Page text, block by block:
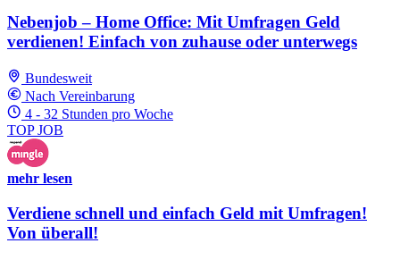
Nebenjob – Home Office: Mit Umfragen Geld
verdienen! Einfach von zuhause oder unterwegs
Bundesweit
Nach Vereinbarung
4 - 32 Stunden pro Woche
TOP JOB
mehr lesen
Verdiene schnell und einfach Geld mit Umfragen!
Von überall!